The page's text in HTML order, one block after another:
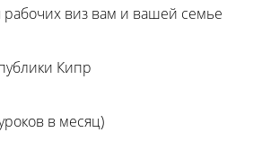
виз вам и вашей семье
Кипр
в месяц)